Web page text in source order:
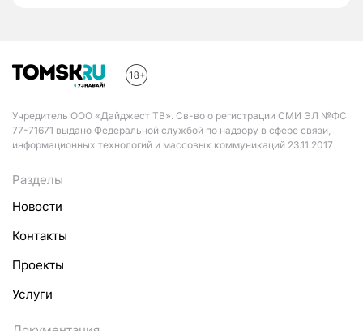
Учредитель ООО «Дайджест ТВ». Св-во о регистрации СМИ ЭЛ №ФС
77-71671 выдано Федеральной службой по надзору в сфере связи,
информационных технологий и массовых коммуникаций 23.11.2017
Разделы
Новости
Контакты
Проекты
Услуги